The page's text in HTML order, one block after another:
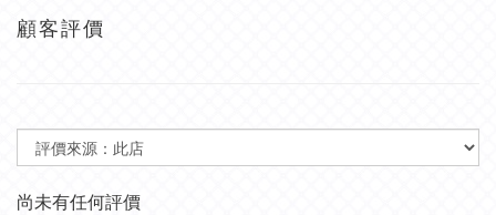
顧客評價
尚未有任何評價